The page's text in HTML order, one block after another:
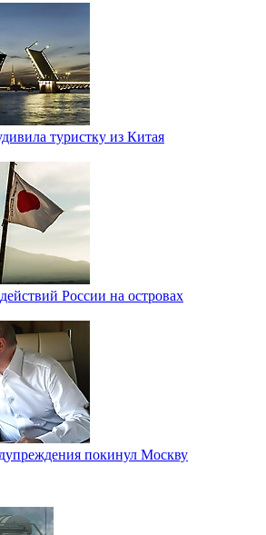
туристку из Китая
России на островах
покинул Москву